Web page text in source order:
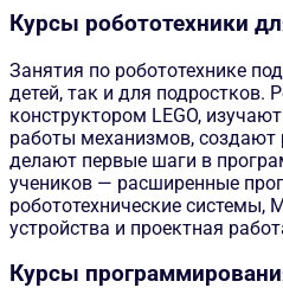
Курсы робототехники
Занятия по робототехнике
детей, так и для подростков.
конструктором LEGO,
работы механизмов, создают
делают первые шаги в
учеников — расширенные
робототехнические системы,
устройства и проектная
Курсы